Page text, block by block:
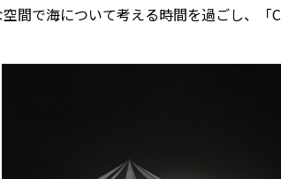
間で海について考える時間を過ごし、「